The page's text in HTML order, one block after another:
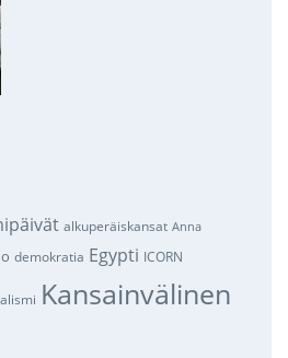
alkuperäiskansat Anna
demokratia Egypti ICORN
Kansainvälinen